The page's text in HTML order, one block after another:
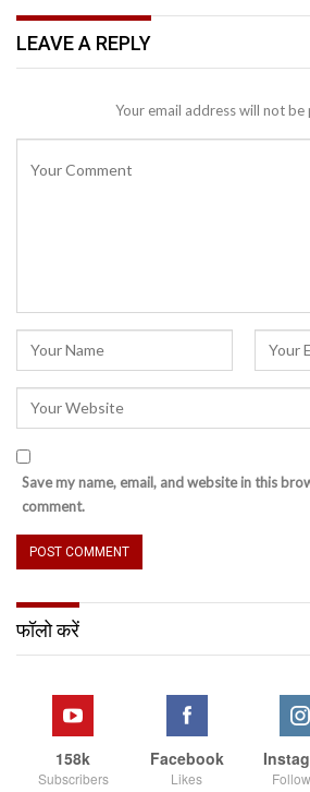
LEAVE A REPLY
Your email address will not be
Save my name, email, and website in this
comment.
फॉलो करें
158k
Subscribers
Facebook
Likes